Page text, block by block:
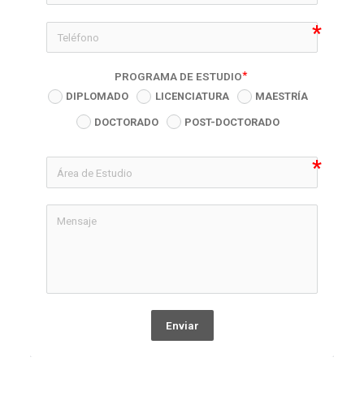
icon-
PROGRAMA DE ESTUDIO
DIPLOMADO LICENCIATURA MAESTRÍA
DOCTORADO POST-DOCTORADO
Enviar